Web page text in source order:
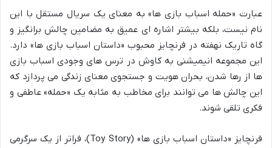
عبارت «حمله اسباب بازی ها» به معنای یک سریال مستقل با این
نام نیست، بلکه بیشتر اشاره ای عمیق به مضامین چالش برانگیز و
گاه تاریک نهفته در فرنچایز محبوب «داستان اسباب بازی ها» دارد.
این مجموعه انیمیشنی به کاوش در ترس های وجودی اسباب بازی
ها از رها شدن، بحران هویت و جستجوی معنای زندگی می پردازد که
این چالش ها می توانند برای مخاطب به مثابه یک «حمله» عاطفی و
فکری تلقی شوند.
فرنچایز «داستان اسباب بازی ها» (Toy Story)، فراتر از یک سرگرمی